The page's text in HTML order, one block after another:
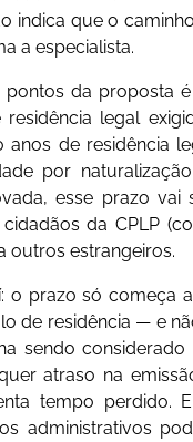
indica que o
a especialista.
pontos da proposta
legal
anos de residência
por
esse prazo vai
da CPLP
outros estrangeiros.
o prazo só começa
de residência — e
sendo considerado
atraso na
tempo perdido.
administrativos